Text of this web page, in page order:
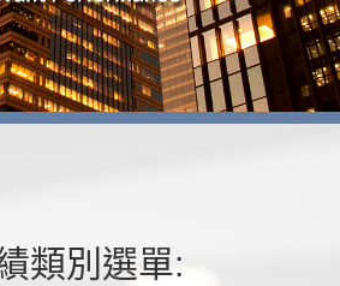
類別選單: